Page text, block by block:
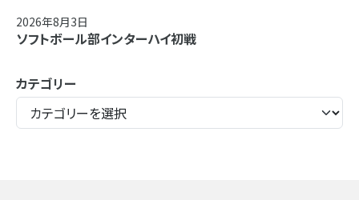
2026年8月3日
ソフトボール部インターハイ初戦
カテゴリー